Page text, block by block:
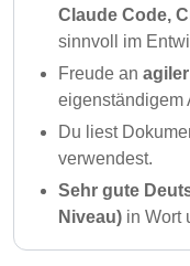
Claude Code,
sinnvoll im
Freude an
eigenständigem
Du liest
verwendest.
Sehr gute
Niveau) in Wort